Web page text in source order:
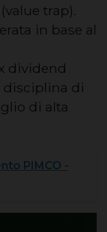
trap).
in base al
dividend
disciplina di
di alta
PIMCO -